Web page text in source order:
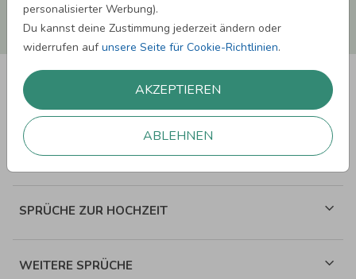
personalisierter Werbung).
Du kannst deine Zustimmung jederzeit ändern oder
widerrufen aufunsere Seite für Cookie-Richtlinien.
AKZEPTIEREN
ABLEHNEN
ANMELDEN
SPRÜCHE ZUM GEBURTSTAG
SPRÜCHE ZUR HOCHZEIT
WEITERE SPRÜCHE